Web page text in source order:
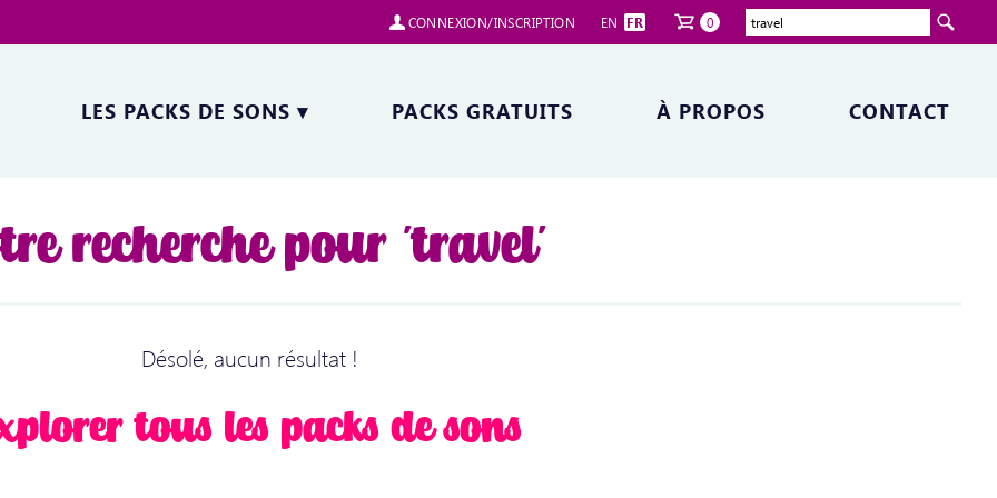
CONNEXION/INSCRIPTION EN FR 0
LES PACKS DE SONS ▾ PACKS GRATUITS À PROPOS CONTACT
recherche pour 'travel'
Désolé, aucun résultat !
tous les packs de sons